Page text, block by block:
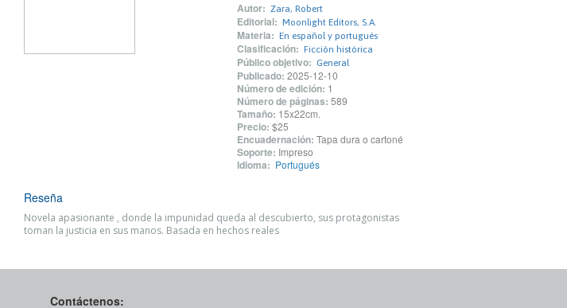
Autor: Zara, Robert
Editorial: Moonlight Editors, S.A.
Materia: En español y portugués
Clasificación: Ficción histórica
Público objetivo: General
Publicado: 2025-12-10
Número de edición: 1
Número de páginas: 589
Tamaño: 15x22cm.
Precio: $25
Encuadernación: Tapa dura o cartoné
Soporte: Impreso
Idioma: Portugués
Reseña
Novela apasionante , donde la impunidad queda al descubierto, sus protagonistas
toman la justicia en sus manos. Basada en hechos reales
Contáctenos: